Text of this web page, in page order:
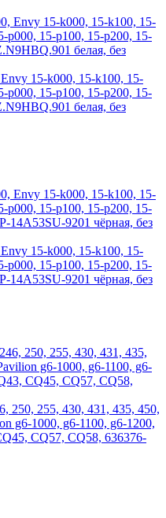
15-k000, 15-k100, 15-
p000, 15-p100, 15-p200, 15-
белая, без
15-k000, 15-k100, 15-
p000, 15-p100, 15-p200, 15-
14A53SU-9201 чёрная, без
250, 255, 430, 431, 435, 450,
g6-1000, g6-1100, g6-1200,
CQ57, CQ58, 636376-